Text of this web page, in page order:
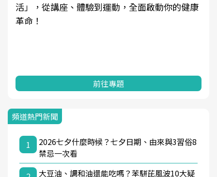
活」，從講座、體驗到運動，全面啟動你的健康
革命！
前往專題
頻道熱門新聞
1
2026七夕什麼時候？七夕日期、由來與3習俗8
禁忌一次看
大豆油、調和油還能吃嗎？苯駢芘風波10大疑